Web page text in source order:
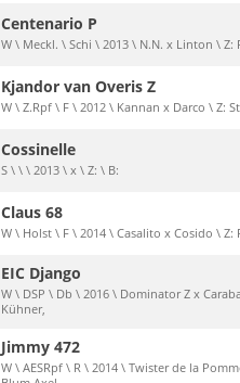
Centenario P
W \ Meckl. \ Schi \ 2013 \ N.N. x Linton \ Z:
Kjandor van Overis Z
W \ Z.Rpf \ F \ 2012 \ Kannan x Darco \ Z:
Cossinelle
S \ \ \ 2013 \ x \ Z: \ B:
Claus 68
W \ Holst \ F \ 2014 \ Casalito x Cosido \
EIC Django
W \ DSP \ Db \ 2016 \ Dominator Z x
Kühner,
Jimmy 472
W \ AESRpf \ R \ 2014 \ Twister de la